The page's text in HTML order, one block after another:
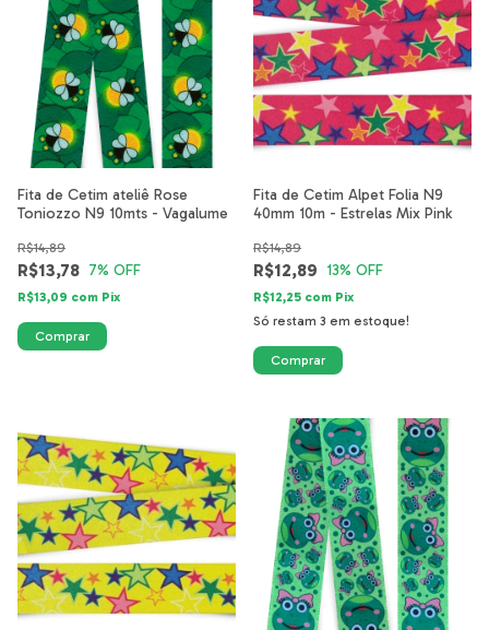
Fita de Cetim ateliê Rose
Toniozzo N9 10mts - Vagalume
R$13,78
R$14,89
7% OFF
R$13,09 com Pix
Fita de Cetim Alpet Folia N9
40mm 10m - Estrelas Mix Pink
R$12,89
R$14,89
13% OFF
R$12,25 com Pix
Só restam 3 em estoque!